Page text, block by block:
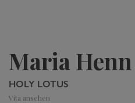
Maria Henn
HOLY LOTUS
Vita ansehen